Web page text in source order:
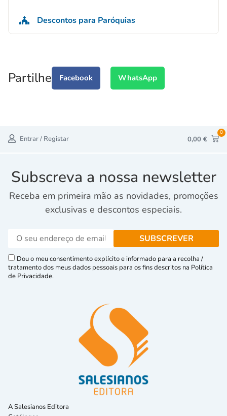
Descontos para Paróquias
Partilhe Facebook WhatsApp
Entrar / Registar 0,00 €
0
Subscreva a nossa newsletter
Receba em primeira mão as novidades, promoções
exclusivas e descontos especiais.
Dou o meu consentimento explícito e informado para a recolha /
tratamento dos meus dados pessoais para os fins descritos na Política
de Privacidade.
A Salesianos Editora